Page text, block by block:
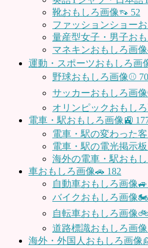
靴おもしろ画像👡 52
ファッションショー
量産型女子・男子お
マネキンおもしろ画像
運動・スポーツおもしろ画
野球おもしろ画像⚾ 70
サッカーおもしろ画像
オリンピックおもしろ
電車・駅おもしろ画像🚉
電車・駅の変わった
電車・駅の電光掲示
海外の電車・駅おも
車おもしろ画像🚗 182
自動車おもしろ画像🚙
バイクおもしろ画像🏍
自転車おもしろ画像🚲
道路標識おもしろ画像
海外・外国人おもしろ画像